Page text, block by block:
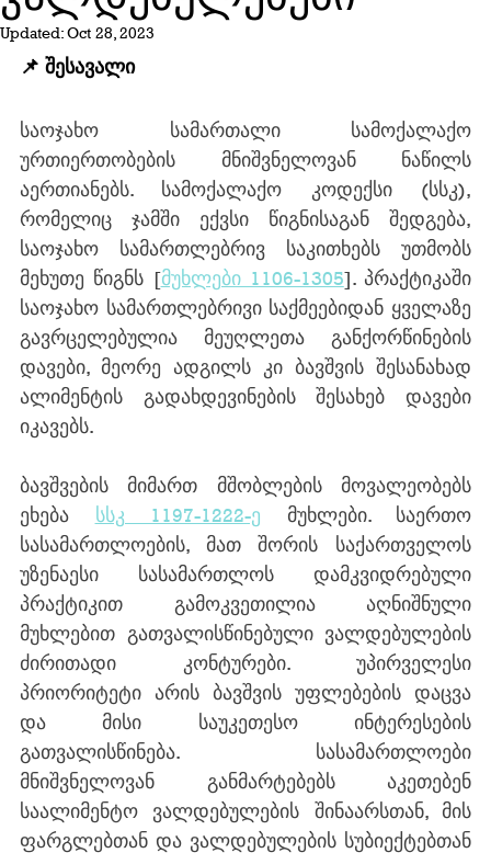
Updated:Oct 28, 2023
📌 შესავალი
საოჯახო სამართალი სამოქალაქო
ურთიერთობების მნიშვნელოვან ნაწილს
აერთიანებს. სამოქალაქო კოდექსი (სსკ),
რომელიც ჯამში ექვსი წიგნისაგან შედგება,
საოჯახო სამართლებრივ საკითხებს უთმობს
მეხუთე წიგნს [მუხლები 1106-1305]. პრაქტიკაში
საოჯახო სამართლებრივი საქმეებიდან ყველაზე
გავრცელებულია მეუღლეთა განქორწინების
დავები, მეორე ადგილს კი ბავშვის შესანახად
ალიმენტის გადახდევინების შესახებ დავები
იკავებს.
ბავშვების მიმართ მშობლების მოვალეობებს
ეხება სსკ 1197-1222-ე მუხლები. საერთო
სასამართლოების, მათ შორის საქართველოს
უზენაესი სასამართლოს დამკვიდრებული
პრაქტიკით გამოკვეთილია აღნიშნული
მუხლებით გათვალისწინებული ვალდებულების
ძირითადი კონტურები. უპირველესი
პრიორიტეტი არის ბავშვის უფლებების დაცვა
და მისი საუკეთესო ინტერესების
გათვალისწინება. სასამართლოები
მნიშვნელოვან განმარტებებს აკეთებენ
საალიმენტო ვალდებულების შინაარსთან, მის
ფარგლებთან და ვალდებულების სუბიექტებთან